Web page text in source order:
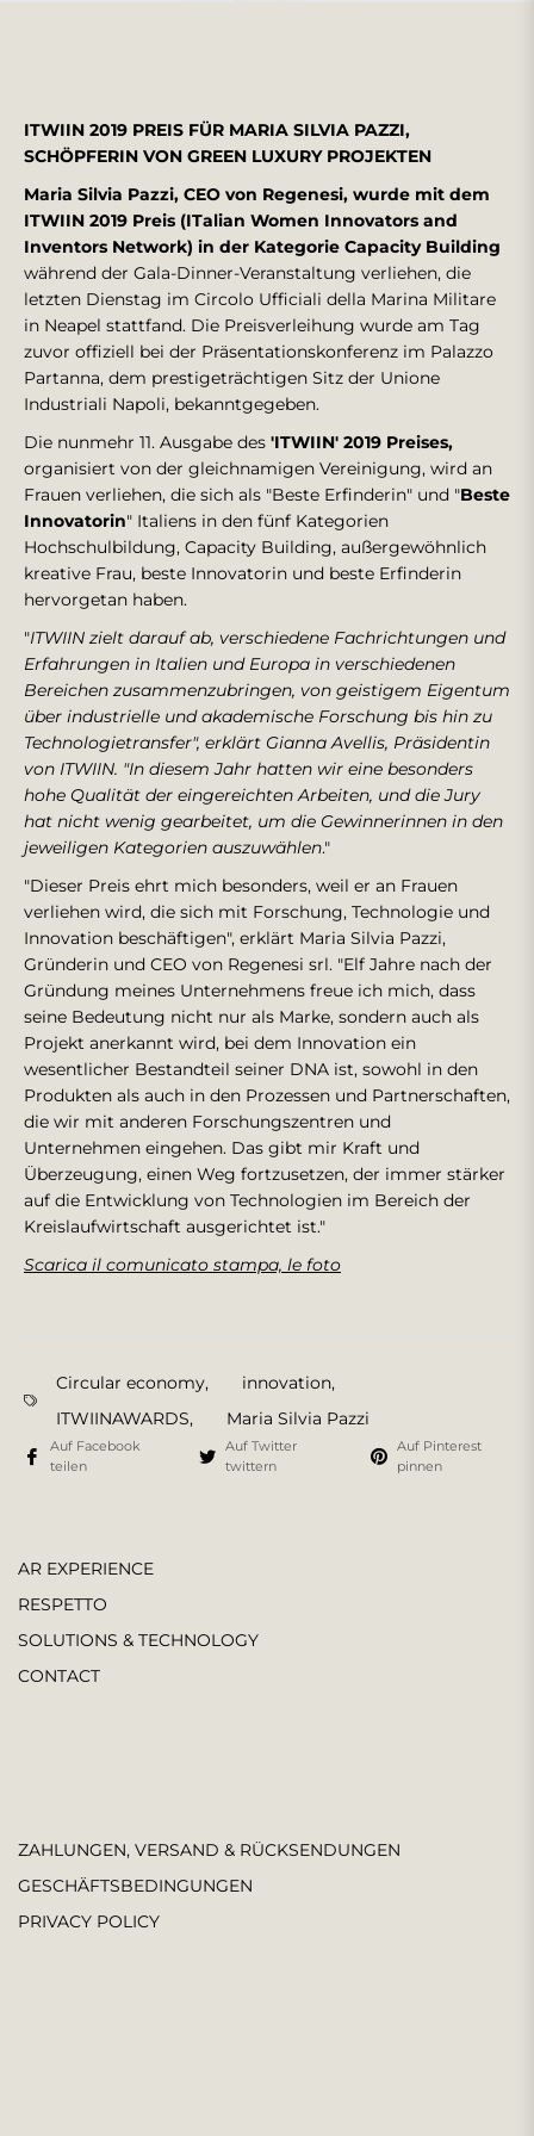
ITWIIN 2019 PREIS FÜR MARIA SILVIA PAZZI,
SCHÖPFERIN VON GREEN LUXURY PROJEKTEN
Maria Silvia Pazzi, CEO von Regenesi, wurde mit dem
ITWIIN 2019 Preis (ITalian Women Innovators and
Inventors Network) in der Kategorie Capacity Building
während der Gala-Dinner-Veranstaltung verliehen, die
letzten Dienstag im Circolo Ufficiali della Marina Militare
in Neapel stattfand. Die Preisverleihung wurde am Tag
zuvor offiziell bei der Präsentationskonferenz im Palazzo
Partanna, dem prestigeträchtigen Sitz der Unione
Industriali Napoli, bekanntgegeben.
Die nunmehr 11. Ausgabe des 'ITWIIN' 2019 Preises,
organisiert von der gleichnamigen Vereinigung, wird an
Frauen verliehen, die sich als "Beste Erfinderin" und "Beste
Innovatorin" Italiens in den fünf Kategorien
Hochschulbildung, Capacity Building, außergewöhnlich
kreative Frau, beste Innovatorin und beste Erfinderin
hervorgetan haben.
"ITWIIN zielt darauf ab, verschiedene Fachrichtungen und
Erfahrungen in Italien und Europa in verschiedenen
Bereichen zusammenzubringen, von geistigem Eigentum
über industrielle und akademische Forschung bis hin zu
Technologietransfer", erklärt Gianna Avellis, Präsidentin
von ITWIIN. "In diesem Jahr hatten wir eine besonders
hohe Qualität der eingereichten Arbeiten, und die Jury
hat nicht wenig gearbeitet, um die Gewinnerinnen in den
jeweiligen Kategorien auszuwählen."
"Dieser Preis ehrt mich besonders, weil er an Frauen
verliehen wird, die sich mit Forschung, Technologie und
Innovation beschäftigen", erklärt Maria Silvia Pazzi,
Gründerin und CEO von Regenesi srl. "Elf Jahre nach der
Gründung meines Unternehmens freue ich mich, dass
seine Bedeutung nicht nur als Marke, sondern auch als
Projekt anerkannt wird, bei dem Innovation ein
wesentlicher Bestandteil seiner DNA ist, sowohl in den
Produkten als auch in den Prozessen und Partnerschaften,
die wir mit anderen Forschungszentren und
Unternehmen eingehen. Das gibt mir Kraft und
Überzeugung, einen Weg fortzusetzen, der immer stärker
auf die Entwicklung von Technologien im Bereich der
Kreislaufwirtschaft ausgerichtet ist."
Scarica il comunicato stampa, le foto
Circular economy, innovation,
ITWIINAWARDS, Maria Silvia Pazzi
Auf Facebook
teilen
Auf Twitter
twittern
Auf Pinterest
pinnen
AR EXPERIENCE
RESPETTO
SOLUTIONS & TECHNOLOGY
CONTACT
ZAHLUNGEN, VERSAND & RÜCKSENDUNGEN
GESCHÄFTSBEDINGUNGEN
PRIVACY POLICY